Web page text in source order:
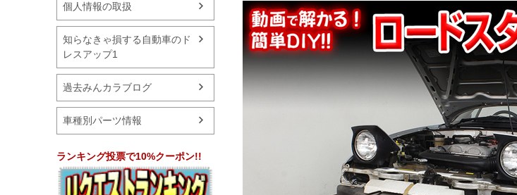
個人情報の取扱
知らなきゃ損する自動車のド
レスアップ1
過去みんカラブログ
車種別パーツ情報
ランキング投票で10%クーポン!!